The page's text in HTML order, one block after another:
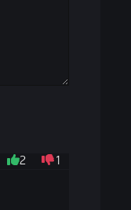
2 1